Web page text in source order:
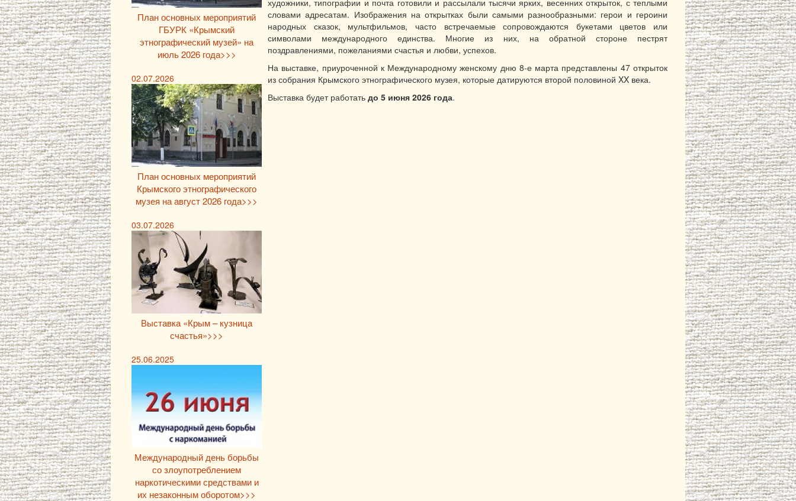
словами адресатам. Изображения на открытках были самыми разнообразными: герои и героини
народных сказок, мультфильмов, часто встречаемые сопровождаются букетами цветов или
символами международного единства. Многие из них, на обратной стороне пестрят
поздравлениями, пожеланиями счастья и любви, успехов.
На выставке, приуроченной к Международному женскому дню 8-е марта представлены 47 открыток
из собрания Крымского этнографического музея, которые датируются второй половиной XX века.
Выставка будет работать до 5 июня 2026 года.
План основных мероприятий
ГБУРК «Крымский
этнографический музей» на
июль 2026 года>>>
02.07.2026
План основных мероприятий
Крымского этнографического
музея на август 2026 года>>>
03.07.2026
Выставка «Крым – кузница
счастья»>>>
25.06.2025
Международный день борьбы
со злоупотреблением
наркотическими средствами и
их незаконным оборотом>>>